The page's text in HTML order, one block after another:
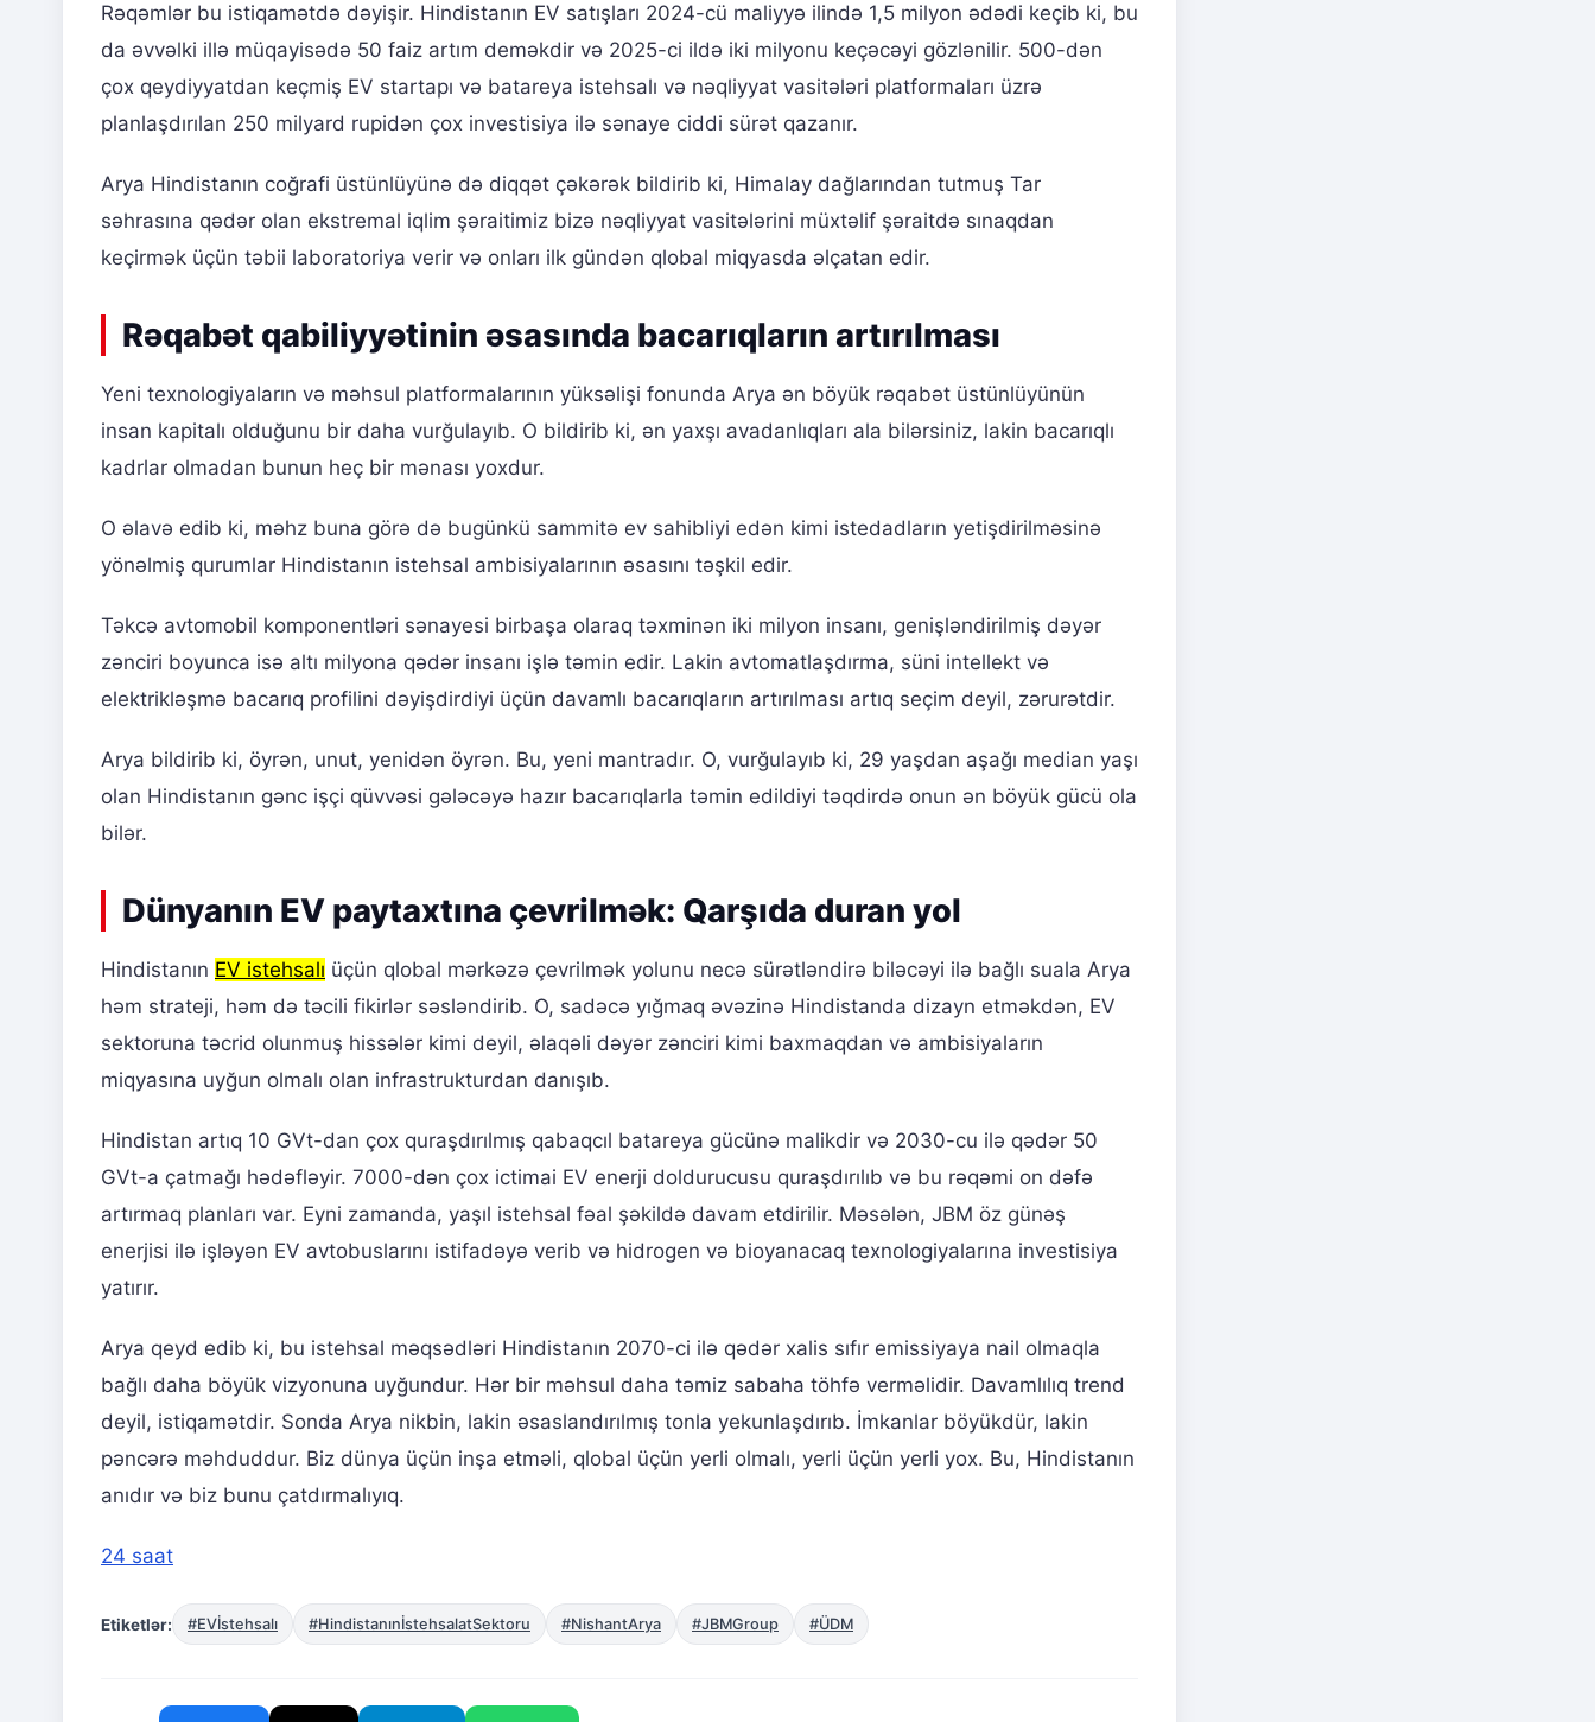
Rəqəmlər bu istiqamətdə dəyişir. Hindistanın EV satışları 2024-cü maliyyə ilində 1,5 milyon ədədi keçib ki, bu
da əvvəlki illə müqayisədə 50 faiz artım deməkdir və 2025-ci ildə iki milyonu keçəcəyi gözlənilir. 500-dən
çox qeydiyyatdan keçmiş EV startapı və batareya istehsalı və nəqliyyat vasitələri platformaları üzrə
planlaşdırılan 250 milyard rupidən çox investisiya ilə sənaye ciddi sürət qazanır.
Arya Hindistanın coğrafi üstünlüyünə də diqqət çəkərək bildirib ki, Himalay dağlarından tutmuş Tar
səhrasına qədər olan ekstremal iqlim şəraitimiz bizə nəqliyyat vasitələrini müxtəlif şəraitdə sınaqdan
keçirmək üçün təbii laboratoriya verir və onları ilk gündən qlobal miqyasda əlçatan edir.
Rəqabət qabiliyyətinin əsasında bacarıqların artırılması
Yeni texnologiyaların və məhsul platformalarının yüksəlişi fonunda Arya ən böyük rəqabət üstünlüyünün
insan kapitalı olduğunu bir daha vurğulayıb. O bildirib ki, ən yaxşı avadanlıqları ala bilərsiniz, lakin bacarıqlı
kadrlar olmadan bunun heç bir mənası yoxdur.
O əlavə edib ki, məhz buna görə də bugünkü sammitə ev sahibliyi edən kimi istedadların yetişdirilməsinə
yönəlmiş qurumlar Hindistanın istehsal ambisiyalarının əsasını təşkil edir.
Təkcə avtomobil komponentləri sənayesi birbaşa olaraq təxminən iki milyon insanı, genişləndirilmiş dəyər
zənciri boyunca isə altı milyona qədər insanı işlə təmin edir. Lakin avtomatlaşdırma, süni intellekt və
elektrikləşmə bacarıq profilini dəyişdirdiyi üçün davamlı bacarıqların artırılması artıq seçim deyil, zərurətdir.
Arya bildirib ki, öyrən, unut, yenidən öyrən. Bu, yeni mantradır. O, vurğulayıb ki, 29 yaşdan aşağı median yaşı
olan Hindistanın gənc işçi qüvvəsi gələcəyə hazır bacarıqlarla təmin edildiyi təqdirdə onun ən böyük gücü ola
bilər.
Dünyanın EV paytaxtına çevrilmək: Qarşıda duran yol
Hindistanın EV istehsalı üçün qlobal mərkəzə çevrilmək yolunu necə sürətləndirə biləcəyi ilə bağlı suala Arya
həm strateji, həm də təcili fikirlər səsləndirib. O, sadəcə yığmaq əvəzinə Hindistanda dizayn etməkdən, EV
sektoruna təcrid olunmuş hissələr kimi deyil, əlaqəli dəyər zənciri kimi baxmaqdan və ambisiyaların
miqyasına uyğun olmalı olan infrastrukturdan danışıb.
Hindistan artıq 10 GVt-dan çox quraşdırılmış qabaqcıl batareya gücünə malikdir və 2030-cu ilə qədər 50
GVt-a çatmağı hədəfləyir. 7000-dən çox ictimai EV enerji doldurucusu quraşdırılıb və bu rəqəmi on dəfə
artırmaq planları var. Eyni zamanda, yaşıl istehsal fəal şəkildə davam etdirilir. Məsələn, JBM öz günəş
enerjisi ilə işləyən EV avtobuslarını istifadəyə verib və hidrogen və bioyanacaq texnologiyalarına investisiya
yatırır.
Arya qeyd edib ki, bu istehsal məqsədləri Hindistanın 2070-ci ilə qədər xalis sıfır emissiyaya nail olmaqla
bağlı daha böyük vizyonuna uyğundur. Hər bir məhsul daha təmiz sabaha töhfə verməlidir. Davamlılıq trend
deyil, istiqamətdir. Sonda Arya nikbin, lakin əsaslandırılmış tonla yekunlaşdırıb. İmkanlar böyükdür, lakin
pəncərə məhduddur. Biz dünya üçün inşa etməli, qlobal üçün yerli olmalı, yerli üçün yerli yox. Bu, Hindistanın
anıdır və biz bunu çatdırmalıyıq.
24 saat
Etiketlər: #EVİstehsalı #HindistanınİstehsalatSektoru #NishantArya #JBMGroup #ÜDM